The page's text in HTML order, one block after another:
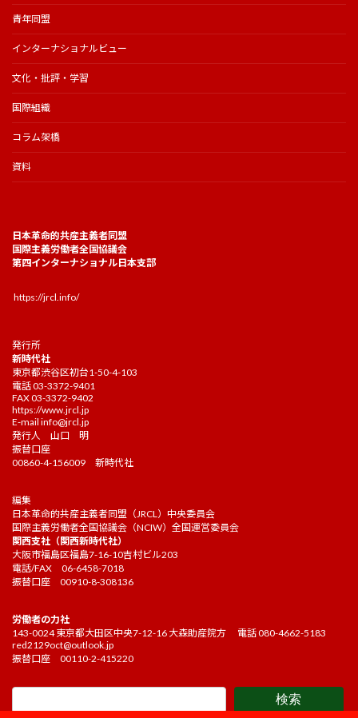
青年同盟
インターナショナルビュー
文化・批評・学習
国際組織
コラム架橋
資料
日本革命的共産主義者同盟
国際主義労働者全国協議会
第四インターナショナル日本支部
https://jrcl.info/
発行所
新時代社
東京都渋谷区初台1-50-4-103
電話 03-3372-9401
FAX 03-3372-9402
https://www.jrcl.jp
E-mail info@jrcl.jp
発行人 山口 明
振替口座
00860-4-156009 新時代社
編集
日本革命的共産主義者同盟（JRCL）中央委員会
国際主義労働者全国協議会（NCIW）全国運営委員会
関西支社（関西新時代社）
大阪市福島区福島7-16-10吉村ビル203
電話/FAX 06-6458-7018
振替口座 00910-8-308136
労働者の力社
143-0024 東京都大田区中央7-12-16 大森助産院方 電話 080-4662-5183
red2129oct@outlook.jp
振替口座 00110-2-415220
検索